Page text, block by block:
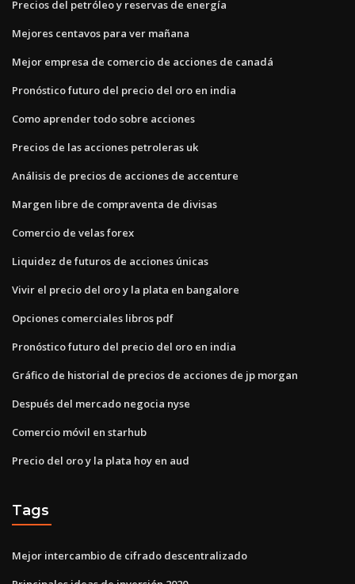
Precios del petróleo y reservas de energía
Mejores centavos para ver mañana
Mejor empresa de comercio de acciones de canadá
Pronóstico futuro del precio del oro en india
Como aprender todo sobre acciones
Precios de las acciones petroleras uk
Análisis de precios de acciones de accenture
Margen libre de compraventa de divisas
Comercio de velas forex
Liquidez de futuros de acciones únicas
Vivir el precio del oro y la plata en bangalore
Opciones comerciales libros pdf
Pronóstico futuro del precio del oro en india
Gráfico de historial de precios de acciones de jp morgan
Después del mercado negocia nyse
Comercio móvil en starhub
Precio del oro y la plata hoy en aud
Tags
Mejor intercambio de cifrado descentralizado